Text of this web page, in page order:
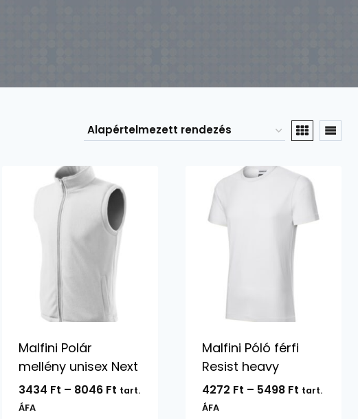
Malfini Polár
mellény unisex Next
3434 Ft – 8046 Ft Ártartomány:
tart.
ÁFA
Malfini Póló férfi
Resist heavy
4272 Ft – 5498 Ft tart.
ÁFA